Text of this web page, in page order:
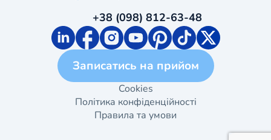
+38 (098) 812-63-48
Записатись на прийом
Cookies
Політика конфіденційності
Правила та умови